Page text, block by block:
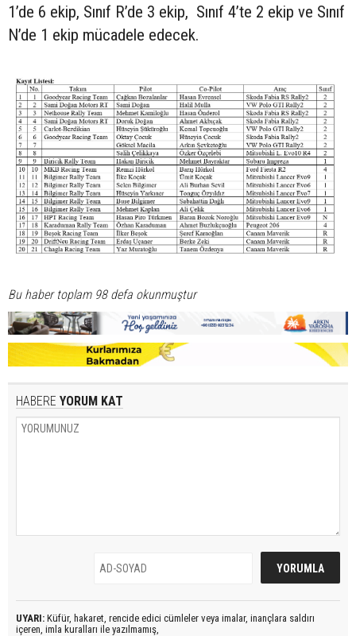
1’de 6 ekip, Sınıf R’de 3 ekip, Sınıf 4’te 2 ekip ve Sınıf
N’de 1 ekip mücadele edecek.
Bu haber toplam 98 defa okunmuştur
HABERE YORUM KAT
UYARI: Küfür, hakaret, rencide edici cümleler veya imalar, inançlara saldırı
içeren, imla kuralları ile yazılmamış,